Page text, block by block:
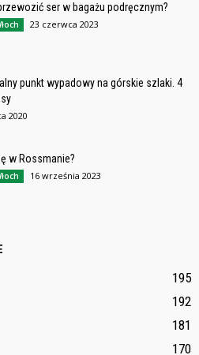
ser w bagażu podręcznym?
23 czerwca 2023
punkt wypadowy na górskie szlaki. 4
2020
w Rossmanie?
16 września 2023
195
192
181
170